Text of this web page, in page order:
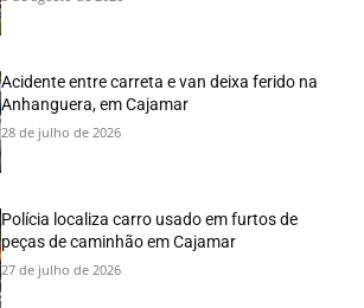
Acidente entre carreta e van deixa ferido na
Anhanguera, em Cajamar
28 de julho de 2026
Polícia localiza carro usado em furtos de
peças de caminhão em Cajamar
27 de julho de 2026